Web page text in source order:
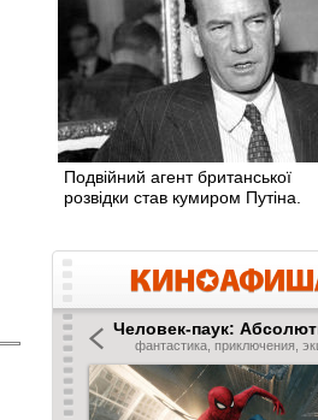
Подвійний агент британської
розвідки став кумиром Путіна.